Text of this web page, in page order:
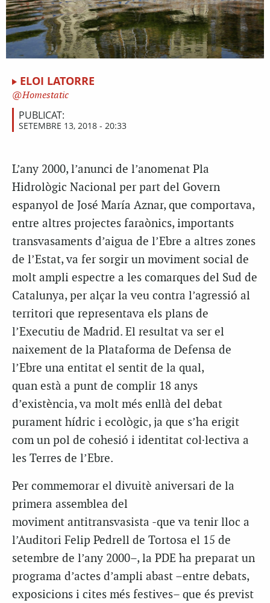
ELOI LATORRE
Homestatic
PUBLICAT:
SETEMBRE 13, 2018 - 20:33
L’any 2000, l’anunci de l’anomenat Pla
Hidrològic Nacional per part del Govern
espanyol de José María Aznar, que comportava,
entre altres projectes faraònics, importants
transvasaments d’aigua de l’Ebre a altres zones
de l’Estat, va fer sorgir un moviment social de
molt ampli espectre a les comarques del Sud de
Catalunya, per alçar la veu contra l’agressió al
territori que representava els plans de
l’Executiu de Madrid. El resultat va ser el
naixement de la Plataforma de Defensa de
l’Ebre una entitat el sentit de la qual,
quan està a punt de complir 18 anys
d’existència, va molt més enllà del debat
purament hídric i ecològic, ja que s’ha erigit
com un pol de cohesió i identitat col·lectiva a
les Terres de l’Ebre.
Per commemorar el divuitè aniversari de la
primera assemblea del
moviment antitransvasista -que va tenir lloc a
l’Auditori Felip Pedrell de Tortosa el 15 de
setembre de l’any 2000–, la PDE ha preparat un
programa d’actes d’ampli abast –entre debats,
exposicions i cites més festives– que és previst